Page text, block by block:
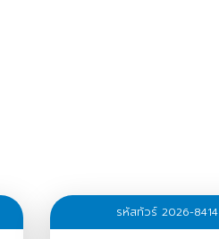
รหัสทัวร์ 2026-8414